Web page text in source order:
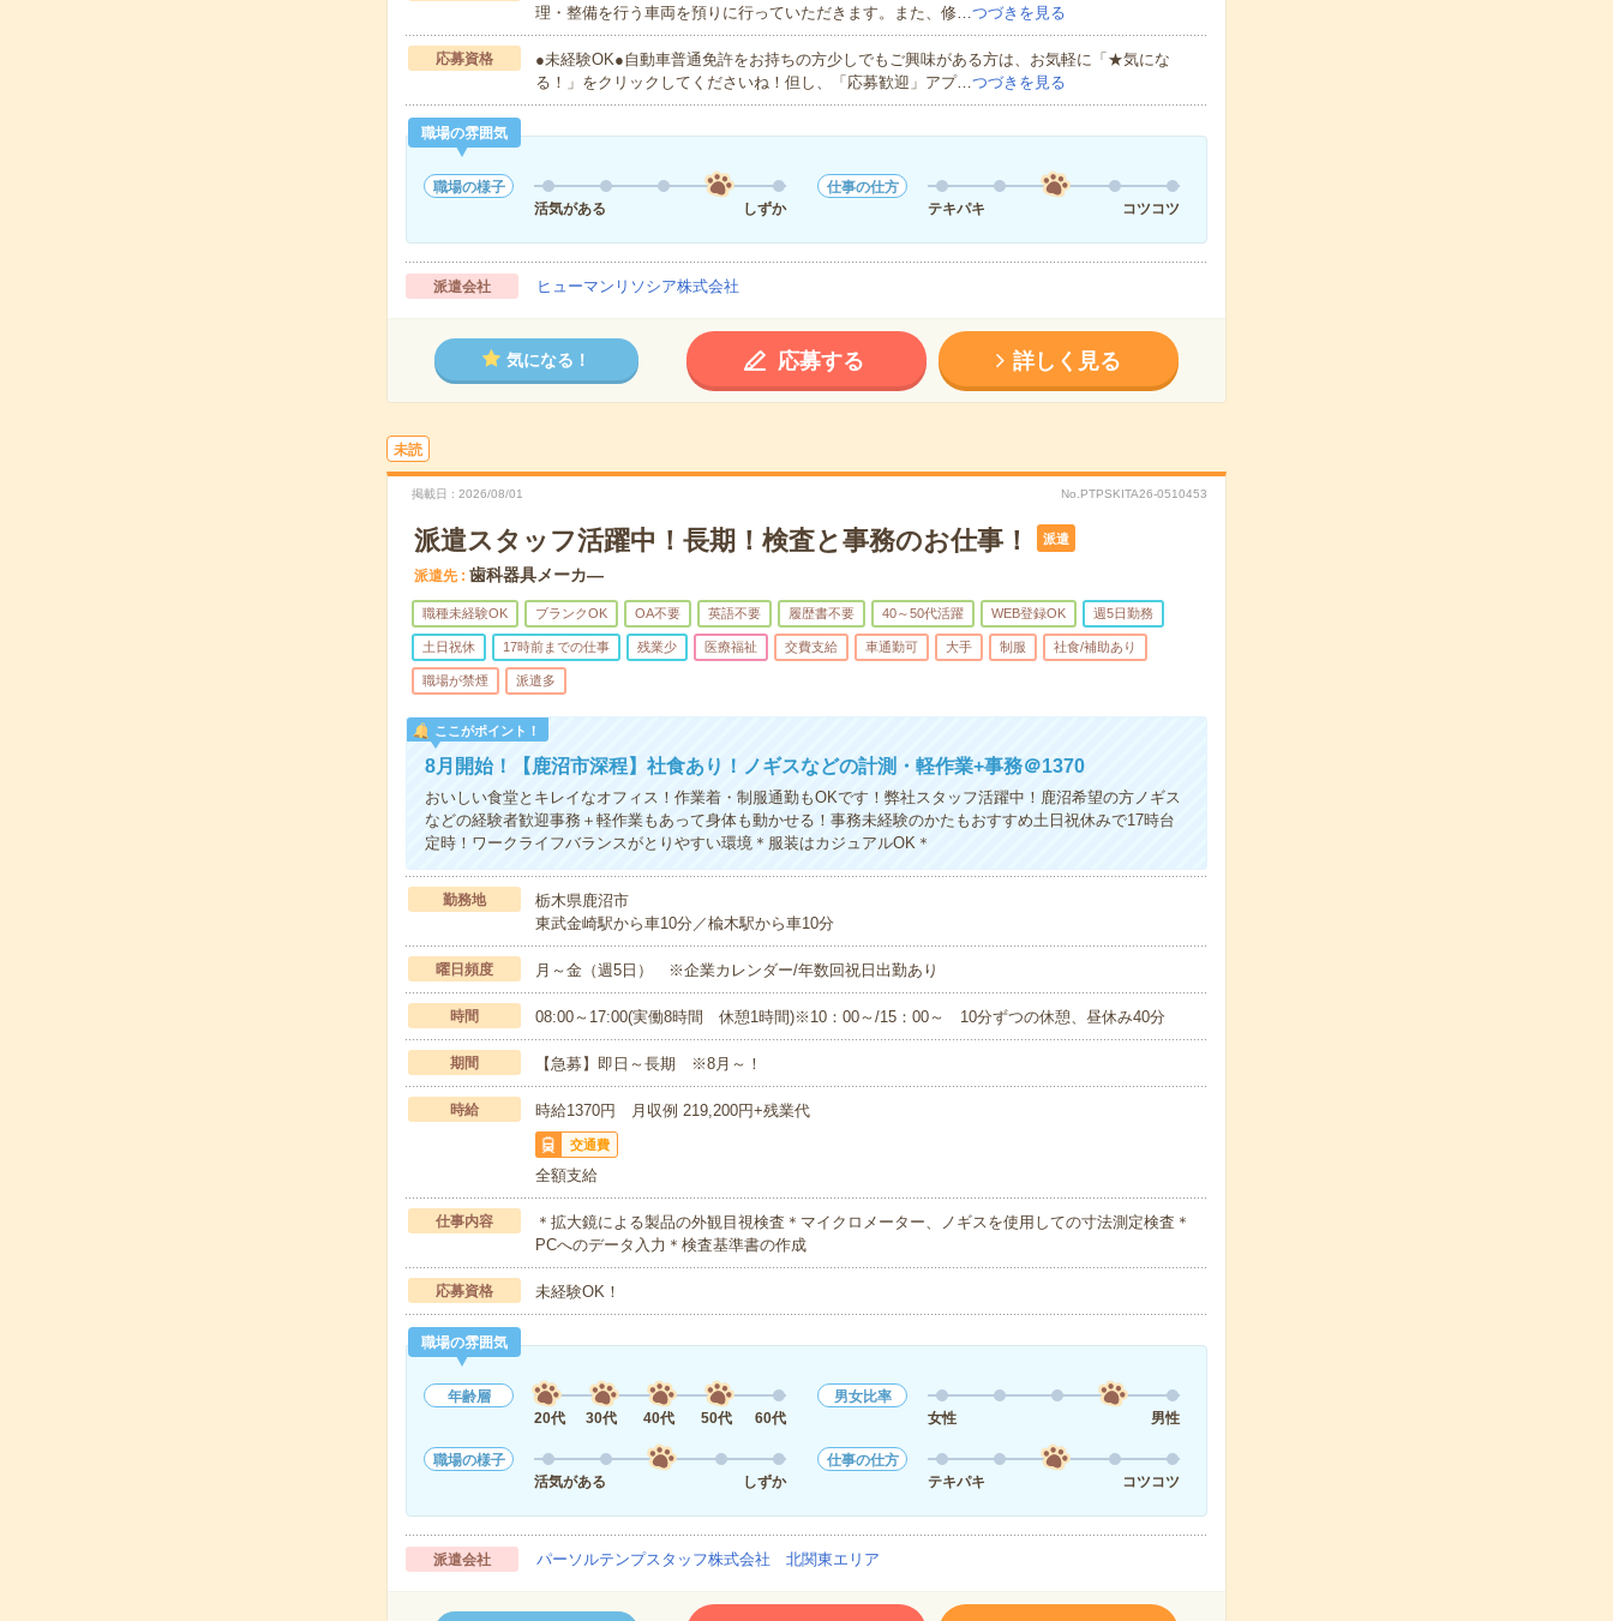
理・整備を行う車両を預りに行っていただきます。また、修…つづきを見る
応募資格
●未経験OK●自動車普通免許をお持ちの方少しでもご興味がある方は、お気軽に「★気にな
る！」をクリックしてくださいね！但し、「応募歓迎」アプ…つづきを見る
職場の雰囲気
職場の様子
活気がある
しずか
仕事の仕方
テキパキ
コツコツ
派遣会社 ヒューマンリソシア株式会社
気になる！ 応募する 詳しく見る
未読
掲載日 2026/08/01 No.PTPSKITA26-0510453
派遣スタッフ活躍中！長期！検査と事務のお仕事！ 派遣
派遣先 歯科器具メーカ―
職種未経験OK ブランクOK OA不要 英語不要 履歴書不要 40～50代活躍 WEB登録OK 週5日勤務
土日祝休 17時前までの仕事 残業少 医療福祉 交費支給 車通勤可 大手 制服 社食/補助あり
職場が禁煙 派遣多
ここがポイント！
8月開始！【鹿沼市深程】社食あり！ノギスなどの計測・軽作業+事務＠1370
おいしい食堂とキレイなオフィス！作業着・制服通勤もOKです！弊社スタッフ活躍中！鹿沼希望の方ノギス
などの経験者歓迎事務＋軽作業もあって身体も動かせる！事務未経験のかたもおすすめ土日祝休みで17時台
定時！ワークライフバランスがとりやすい環境＊服装はカジュアルOK＊
勤務地
栃木県鹿沼市
東武金崎駅から車10分／楡木駅から車10分
曜日頻度 月～金（週5日） ※企業カレンダー/年数回祝日出勤あり
時間 08:00～17:00(実働8時間 休憩1時間)※10：00～/15：00～ 10分ずつの休憩、昼休み40分
期間 【急募】即日～長期 ※8月～！
時給 時給1370円 月収例 219,200円+残業代
交通費
全額支給
仕事内容
＊拡大鏡による製品の外観目視検査＊マイクロメーター、ノギスを使用しての寸法測定検査＊
PCへのデータ入力＊検査基準書の作成
応募資格 未経験OK！
職場の雰囲気
年齢層
20代
30代 40代 50代 60代
男女比率
女性
男性
職場の様子
活気がある
しずか
仕事の仕方
テキパキ
コツコツ
派遣会社 パーソルテンプスタッフ株式会社 北関東エリア